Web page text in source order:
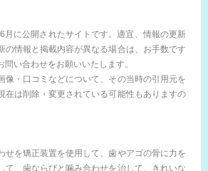
月に公開されたサイトです。適宜、情報の更新
の情報と掲載内容が異なる場合は、お手数です
い合わせをお願いいたします。
像・口コミなどについて、その当時の引用元を
在は削除・変更されている可能性もありますの
せを矯正装置を使用して、歯やアゴの骨に力を
て、歯ならびと噛み合わせを治して、きれいな